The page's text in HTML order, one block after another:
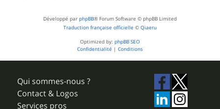
Développé par phpBB® Forum Software © phpBB Limited
Traduction française officielle © Qiaeru
Optimized by: phpBB SEO
Confidentialité | Conditions
Qui sommes-nous ?
Contact & Logos
Services pros